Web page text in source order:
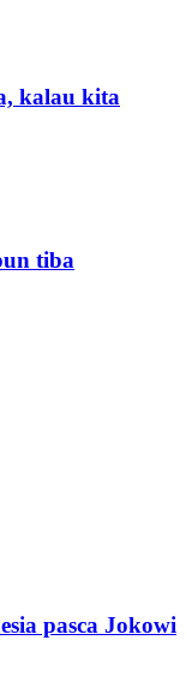
kalau kita
tiba
pasca Jokowi